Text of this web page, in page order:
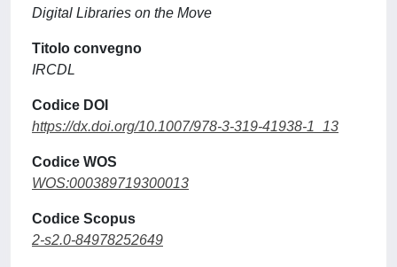
Digital Libraries on the Move
Titolo convegno
IRCDL
Codice DOI
https://dx.doi.org/10.1007/978-3-319-41938-1_13
Codice WOS
WOS:000389719300013
Codice Scopus
2-s2.0-84978252649